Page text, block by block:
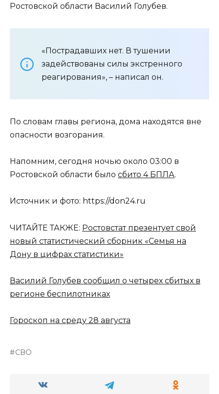
Ростовской области Василий Голубев.
«Пострадавших нет. В тушении
задействованы силы экстренного
реагирования», – написал он.
По словам главы региона, дома находятся вне
опасности возгорания.
Напомним, сегодня ночью около 03:00 в
Ростовской области было сбито 4 БПЛА.
Источник и фото: https://don24.ru
ЧИТАЙТЕ ТАКЖЕ: Ростовстат презентует свой
новый статистический сборник «Семья на
Дону в цифрах статистики»
Василий Голубев сообщил о четырех сбитых в
регионе беспилотниках
Гороскоп на среду 28 августа
СВО